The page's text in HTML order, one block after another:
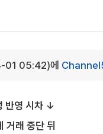
01 05:42)에
반영 시차 ↓
거래 중단 뒤